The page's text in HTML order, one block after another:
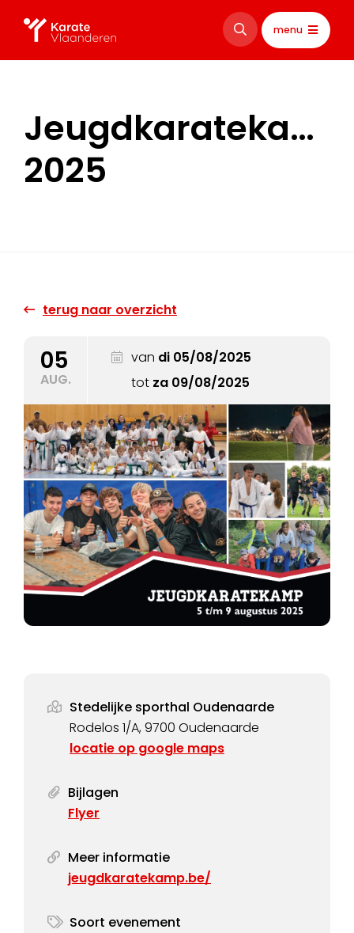
menu
Jeugdkaratekamp
2025
terug naar overzicht
05
AUG.
van di 05/08/2025
tot za 09/08/2025
Stedelijke sporthal Oudenaarde
Rodelos 1/A, 9700 Oudenaarde
locatie op google maps
Bijlagen
Flyer
Meer informatie
jeugdkaratekamp.be/
Soort evenement